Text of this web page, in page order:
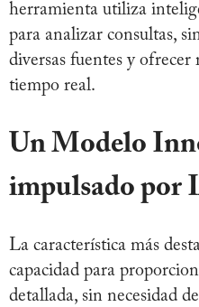
herramienta utiliza
para analizar consultas,
diversas fuentes y ofrecer
tiempo real.
Un Modelo
impulsado por
La característica más
capacidad para
detallada, sin necesidad